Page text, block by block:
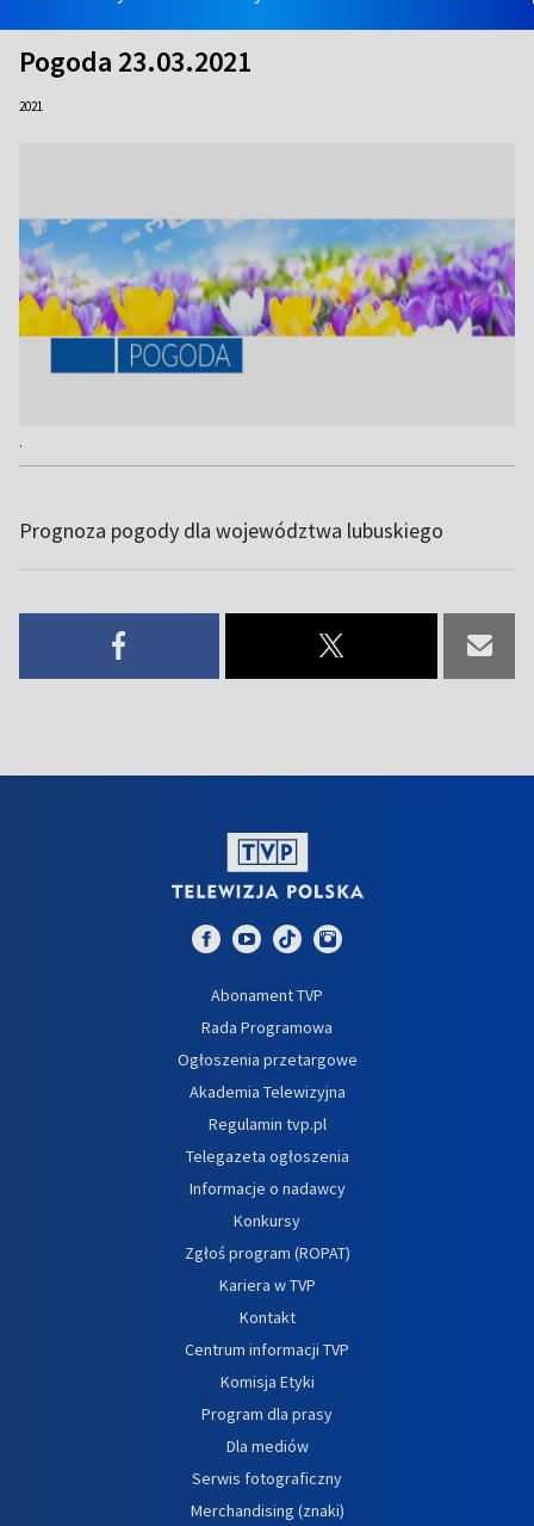
Pogoda 23.03.2021
2021
.
Prognoza pogody dla województwa lubuskiego
Abonament TVP
Rada Programowa
Ogłoszenia przetargowe
Akademia Telewizyjna
Regulamin tvp.pl
Telegazeta ogłoszenia
Informacje o nadawcy
Konkursy
Zgłoś program (ROPAT)
Kariera w TVP
Kontakt
Centrum informacji TVP
Komisja Etyki
Program dla prasy
Dla mediów
Serwis fotograficzny
Merchandising (znaki)